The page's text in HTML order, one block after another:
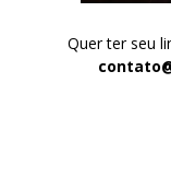
Quer ter seu